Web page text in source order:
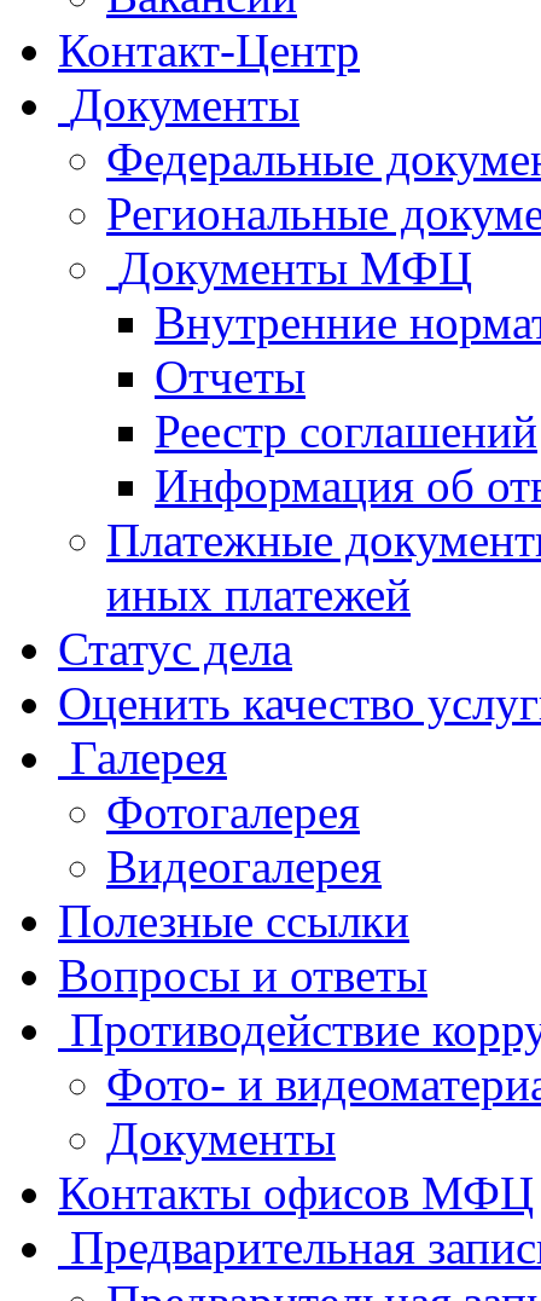
Контакт-Центр
Документы
Федеральные
Региональные
Документы МФЦ
Внутренние
Отчеты
Реестр соглашений
Информация об
Платежные
иных платежей
Статус дела
Оценить качество
Галерея
Фотогалерея
Видеогалерея
Полезные ссылки
Вопросы и ответы
Противодействие
Фото- и
Документы
Контакты офисов МФЦ
Предварительная